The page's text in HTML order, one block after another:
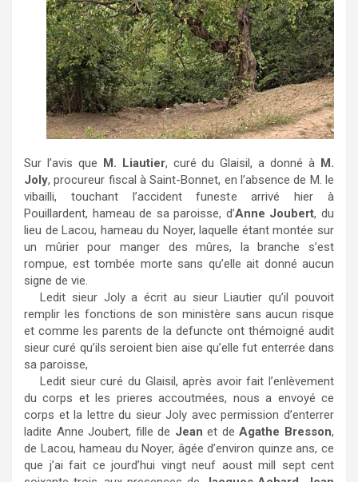
Sur l’avis que M. Liautier, curé du Glaisil, a donné à M.
Joly, procureur fiscal à Saint-Bonnet, en l’absence de M. le
vibailli, touchant l’accident funeste arrivé hier à
Pouillardent, hameau de sa paroisse, d’Anne Joubert, du
lieu de Lacou, hameau du Noyer, laquelle étant montée sur
un mûrier pour manger des mûres, la branche s’est
rompue, est tombée morte sans qu’elle ait donné aucun
signe de vie.
Ledit sieur Joly a écrit au sieur Liautier qu’il pouvoit
remplir les fonctions de son ministère sans aucun risque
et comme les parents de la defuncte ont thémoigné audit
sieur curé qu’ils seroient bien aise qu’elle fut enterrée dans
sa paroisse,
Ledit sieur curé du Glaisil, après avoir fait l’enlèvement
du corps et les prieres accoutmées, nous a envoyé ce
corps et la lettre du sieur Joly avec permission d’enterrer
ladite Anne Joubert, fille de Jean et deAgathe Bresson,
de Lacou, hameau du Noyer, âgée d’environ quinze ans, ce
que j’ai fait ce jourd’hui vingt neuf aoust mill sept cent